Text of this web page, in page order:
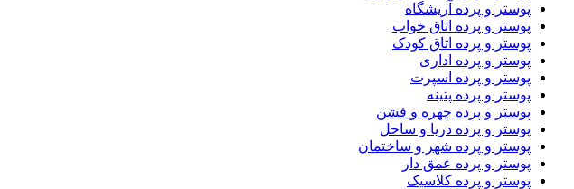
پوستر و پرده آریشگاه
پوستر و پرده اتاق خواب
پوستر و پرده اتاق کودک
پوستر و پرده اداری
پوستر و پرده اسپرت
پوستر و پرده پتینه
پوستر و پرده چهره و فشن
پوستر و پرده دریا و ساحل
پوستر و پرده شهر و ساختمان
پوستر و پرده عمق دار
پوستر و پرده کلاسیک